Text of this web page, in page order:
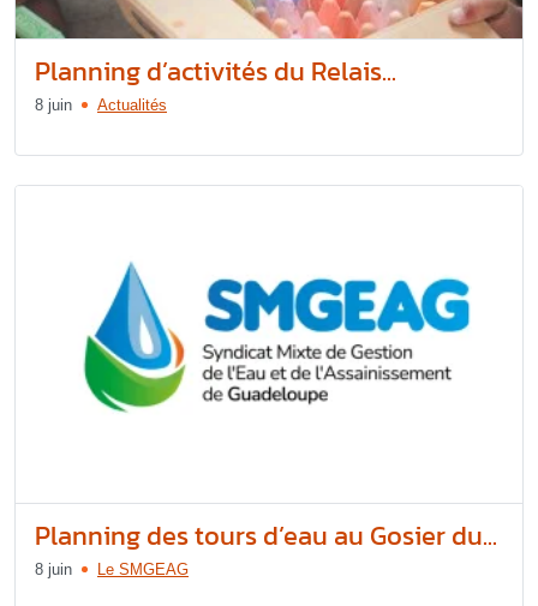
Planning d’activités du Relais...
8 juin Actualités
Planning des tours d’eau au Gosier du...
8 juin Le SMGEAG